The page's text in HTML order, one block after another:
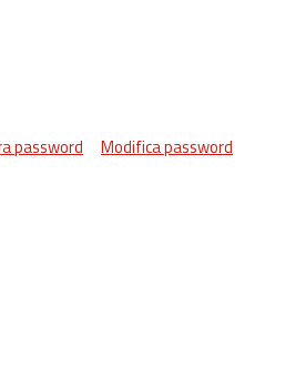
password Modifica password